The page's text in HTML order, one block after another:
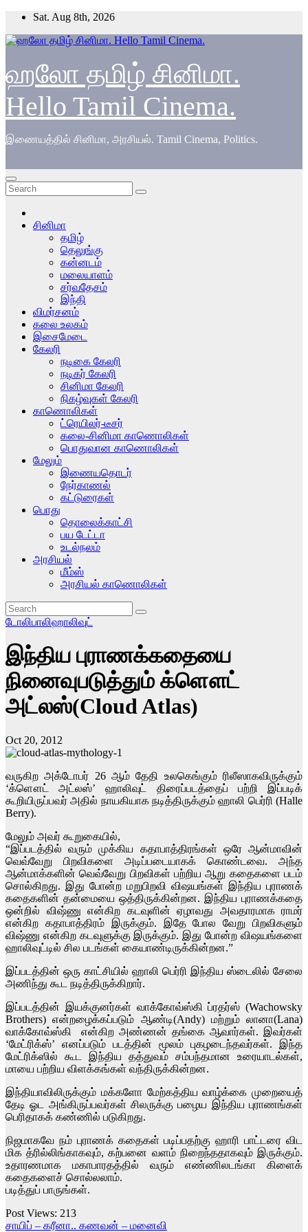
Skip
content
Sat. Aug 8th, 2026
ஹலோ தமிழ் சினிமா.
Hello Tamil Cinema.
இணையத்தில் சினிமா, அரசியல். Tamil Cinema, Politics.
சினிமா
தமிழ்
தெலுங்கு
கன்னடம்
மலையாளம்
சர்வதேசம்
இந்தி
விமர்சனம்
கலை உலகம்
இசைமேடை
கேலரி
நடிகை கேலரி
நடிகர் கேலரி
சினிமா கேலரி
நிகழ்வுகள் கேலரி
காணொலிகள்
ட்ரெயிலர்-டீசர்
கலை-சினிமா காணொலிகள்
பொதுவான காணொலிகள்
மேலும்
இணையதொடர்
நேர்காணல்
கட்டுரைகள்
பொது
தொலைக்காட்சி
பய டேட்டா
உடல்நலம்
அரசியல்
மீம்ஸ்
அரசியல் காணொலிகள்
டோலிபாலிஹாலிவுட்
இந்திய புராணக்கதையை
நினைவுபடுத்தும் க்ளௌட்
அட்லஸ்(Cloud Atlas)
Oct 20, 2012
வருகிற அக்டோபர் 26 ஆம் தேதி உலகெங்கும் ரிலீஸாகவிருக்கும்
‘க்ளௌட் அட்லஸ்’ ஹாலிவுட் திரைப்படத்தைப் பற்றி இப்படிக்
கூறியிருப்பவர் அதில் நாயகியாக நடித்திருக்கும் ஹாலி பெர்ரி (Halle
Berry).
மேலும் அவர் கூறுகையில்,
“இப்படத்தில் வரும் முக்கிய கதாபாத்திரங்கள் ஒரே ஆன்மாவின்
வெவ்வேறு பிறவிகளை அடிப்படையாகக் கொண்டவை. அந்த
ஆன்மாக்களின் வெவ்வேறு பிறவிகள் பற்றிய ஆறு கதைகளை படம்
சொல்கிறது. இது போன்ற மறுபிறவி விஷயங்கள் இந்திய புராணக்
கதைகளின் தன்மையை ஒத்திருக்கின்றன. இந்திய புராணக்கதை
ஒன்றில் விஷ்ணு என்கிற கடவுளின் ஏழாவது அவதாரமாக ராமர்
என்கிற கதாபாத்திரம் இருக்கும். இதே போல வேறு பிறவிகளும்
விஷ்ணு என்கிற கடவுளுக்கு இருக்கும். இது போன்ற விஷயங்களை
ஹாலிவுட்டில் சில படங்கள் கையாண்டிருக்கின்றன.”
இப்படத்தின் ஒரு காட்சியில் ஹாலி பெர்ரி இந்திய ஸ்டைலில் சேலை
அணிந்து கூட நடித்திருக்கிறார்.
இப்படத்தின் இயக்குனர்கள் வாக்கோவ்ஸ்கி ப்ரதர்ஸ் (Wachowsky
Brothers) என்றழைக்கப்படும் ஆண்டி(Andy) மற்றும் லானா(Lana)
வாக்கோவ்ஸ்கி என்கிற அண்ணன் தங்கை ஆவார்கள். இவர்கள்
‘மேட்ரிக்ஸ்’ எனப்படும் படத்தின் மூலம் புகழடைந்தவர்கள். இந்த
மேட்ரிக்ஸில் கூட இந்திய தத்துவம் சம்பந்தமான உரையாடல்கள்,
மாயை பற்றிய விளக்கங்கள் வந்திருக்கின்றன.
இந்தியாவிலிருக்கும் மக்களோ மேற்கத்திய வாழ்க்கை முறையைத்
தேடி ஓட அங்கிருப்பவர்கள் சிலருக்கு பழைய இந்திய புராணங்கள்
பெரிதாகக் கண்ணில் படுகிறது.
நிஜமாகவே நம் புராணக் கதைகள் படிப்பதற்கு ஹாரி பாட்டரை விட
மிக த்ரில்லிங்காகவும், கற்பனை வளம் நிறைந்ததாகவும் இருக்கும்.
உதாரணமாக மகாபாரதத்தில் வரும் எண்ணிலடங்கா கிளைக்
கதைகளைச் சொல்லலாம்.
படித்துப் பாருங்கள்.
Post Views: 213
Post
சாயிப் – கரீனா.. கணவன் – மனைவி